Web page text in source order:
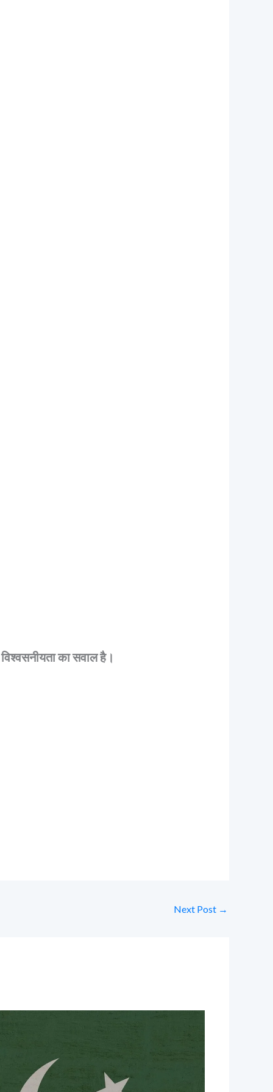
का सवाल है।
Next Post →